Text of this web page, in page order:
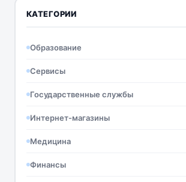
КАТЕГОРИИ
Образование
Сервисы
Государственные службы
Интернет-магазины
Медицина
Финансы